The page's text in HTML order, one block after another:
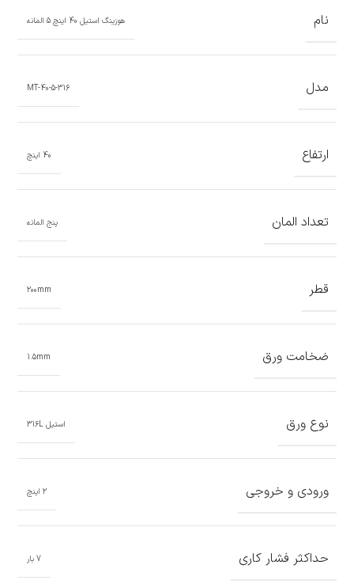
نام هوزینگ استیل 40 اینچ 5 المانه
مدل MT-40-5-316
ارتفاع 40 اینچ
تعداد المان پنج المانه
قطر 200mm
ضخامت ورق 1.5mm
نوع ورق استیل 316L
ورودی و خروجی 2 اینچ
حداکثر فشار کاری 7 بار